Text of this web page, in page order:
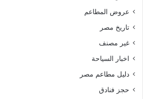
عروض المطاعم
تاريخ مصر
غير مصنف
اخبار السياحة
دليل مطاعم مصر
حجز فنادق